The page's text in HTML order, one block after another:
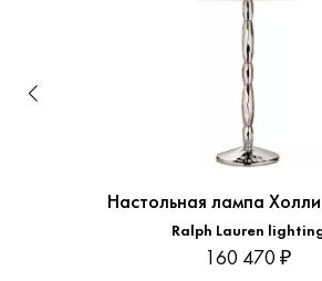
Настольная лампа
Ralph Lauren
160 470 ₽